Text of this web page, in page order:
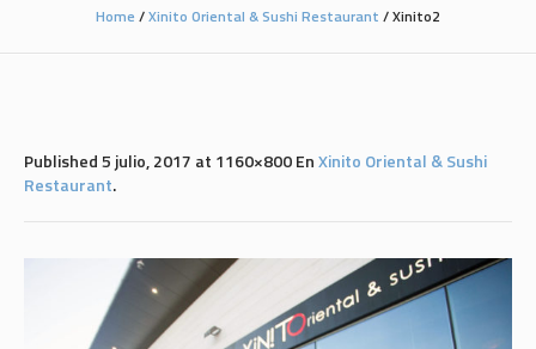
Home /Xinito Oriental & Sushi Restaurant /Xinito2
Published5 julio, 2017 at 1160×800 EnXinito Oriental & Sushi
Restaurant.